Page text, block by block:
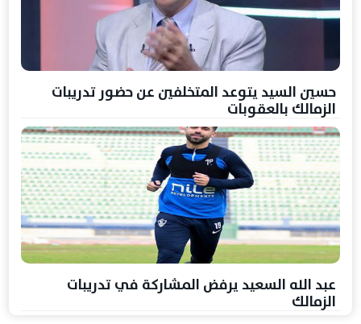
حسين السيد يتوعد المتخلفين عن حضور تدريبات
الزمالك بالعقوبات
عبد الله السعيد يرفض المشاركة في تدريبات
الزمالك